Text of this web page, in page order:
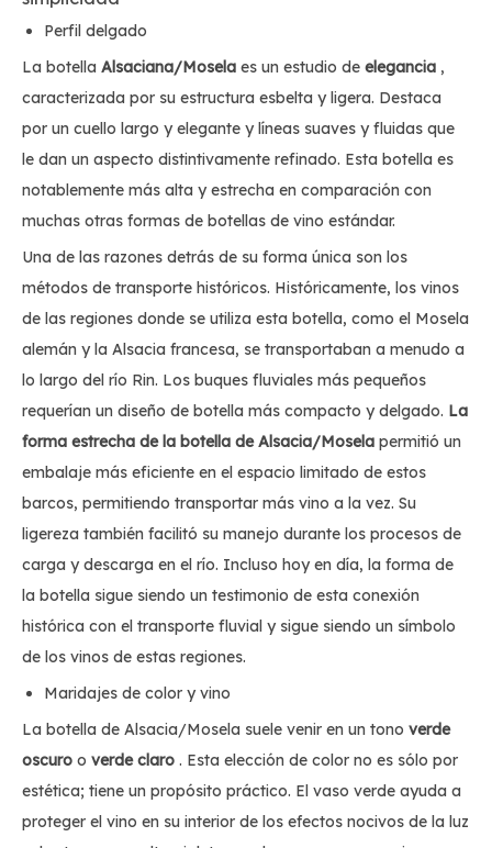
Perfil delgado
La botella Alsaciana/Mosela es un estudio de elegancia ,
caracterizada por su estructura esbelta y ligera. Destaca
por un cuello largo y elegante y líneas suaves y fluidas que
le dan un aspecto distintivamente refinado. Esta botella es
notablemente más alta y estrecha en comparación con
muchas otras formas de botellas de vino estándar.
Una de las razones detrás de su forma única son los
métodos de transporte históricos. Históricamente, los vinos
de las regiones donde se utiliza esta botella, como el Mosela
alemán y la Alsacia francesa, se transportaban a menudo a
lo largo del río Rin. Los buques fluviales más pequeños
requerían un diseño de botella más compacto y delgado. La
forma estrecha de la botella de Alsacia/Mosela permitió un
embalaje más eficiente en el espacio limitado de estos
barcos, permitiendo transportar más vino a la vez. Su
ligereza también facilitó su manejo durante los procesos de
carga y descarga en el río. Incluso hoy en día, la forma de
la botella sigue siendo un testimonio de esta conexión
histórica con el transporte fluvial y sigue siendo un símbolo
de los vinos de estas regiones.
Maridajes de color y vino
La botella de Alsacia/Mosela suele venir en un tono verde
oscuro o verde claro . Esta elección de color no es sólo por
estética; tiene un propósito práctico. El vaso verde ayuda a
proteger el vino en su interior de los efectos nocivos de la luz